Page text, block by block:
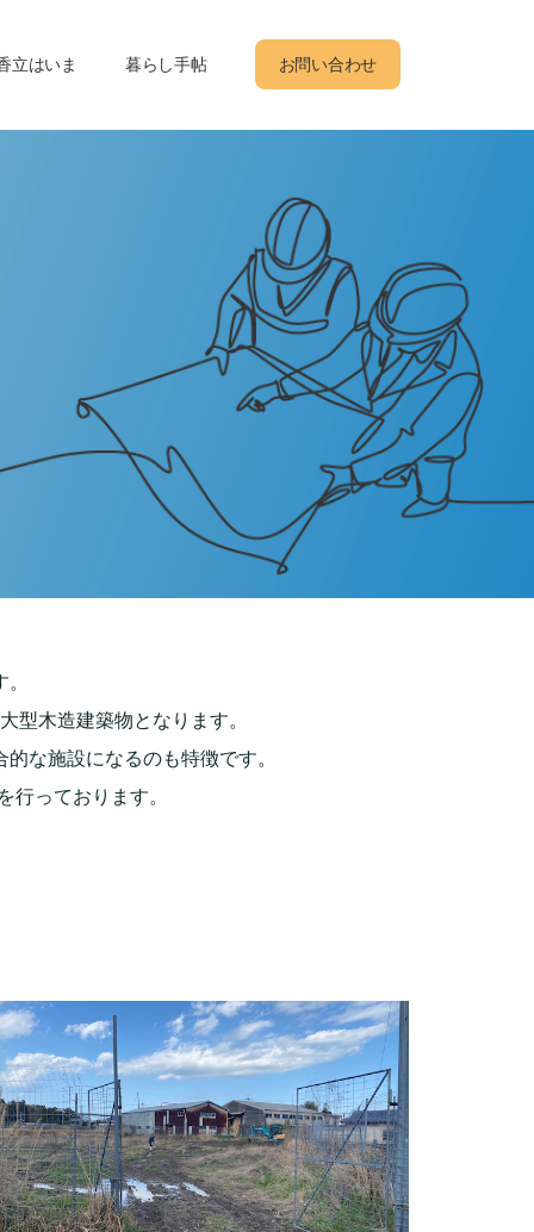
立はいま 暮らし手帖 お問い合わせ
型木造建築物となります。
な施設になるのも特徴です。
っております。